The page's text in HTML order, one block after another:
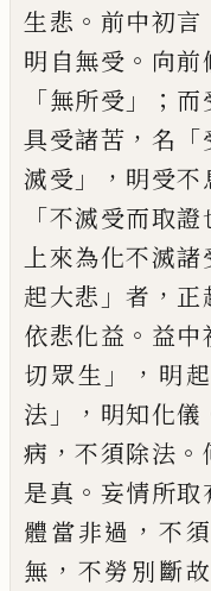
生悲 。 前中初言
明自無受 。 向前
「無所受 」； 而
具受諸苦 ， 名 「
滅受 」， 明受不
「不滅受而取證
上來為化不滅諸
起大悲 」者 ， 正
依悲化益 。 益中
切眾生 」， 明
法 」， 明知化儀
病 ，不須除法 。
是真 。 妄情所取
體當非過 ， 不
無 ， 不勞別斷